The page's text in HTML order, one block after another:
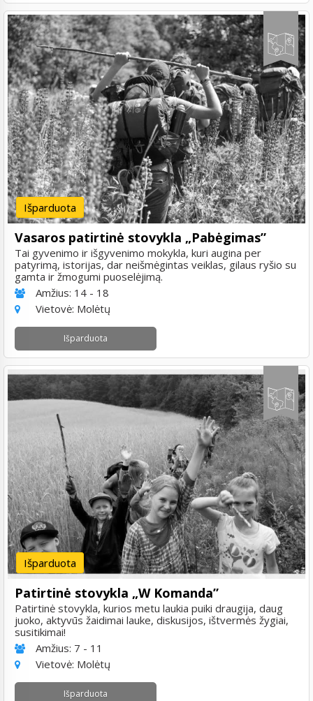
Išparduota
Vasaros patirtinė stovykla „Pabėgimas”
Tai gyvenimo ir išgyvenimo mokykla, kuri augina per
patyrimą, istorijas, dar neišmėgintas veiklas, gilaus ryšio su
gamta ir žmogumi puoselėjimą.
Amžius: 14 - 18
Vietovė: Molėtų
Išparduota
Išparduota
Patirtinė stovykla „W Komanda”
Patirtinė stovykla, kurios metu laukia puiki draugija, daug
juoko, aktyvūs žaidimai lauke, diskusijos, ištvermės žygiai,
susitikimai!
Amžius: 7 - 11
Vietovė: Molėtų
Išparduota